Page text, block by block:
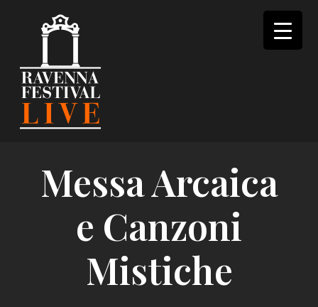
Messa Arcaica
e Canzoni
Mistiche